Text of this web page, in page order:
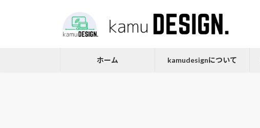
ホーム kamudesignについて